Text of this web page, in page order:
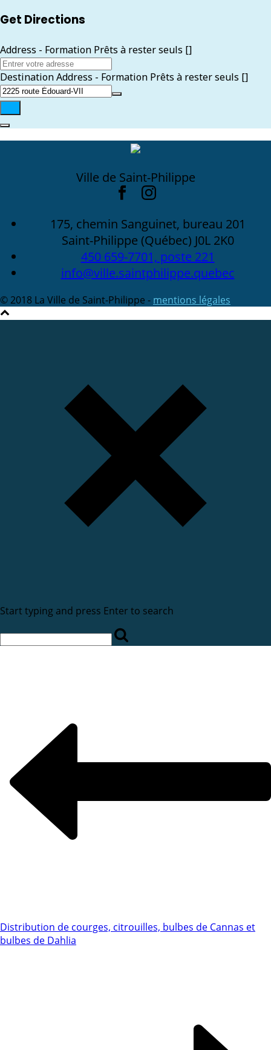
Get Directions
Address - Formation Prêts à rester seuls []
Destination Address - Formation Prêts à rester seuls []
Ville de Saint-Philippe
175, chemin Sanguinet, bureau 201
Saint-Philippe (Québec) J0L 2K0
450 659-7701, poste 221
info@ville.saintphilippe.quebec
© 2018 La Ville de Saint-Philippe - mentions légales
Start typing and press Enter to search
Distribution de courges, citrouilles, bulbes de Cannas et
bulbes de Dahlia